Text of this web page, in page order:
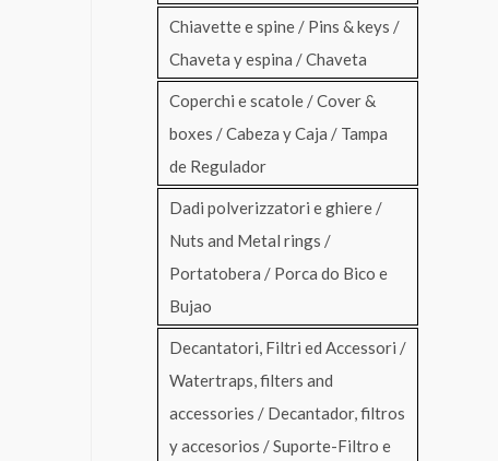
Chiavette e spine / Pins & keys /
Chaveta y espina / Chaveta
Coperchi e scatole / Cover &
boxes / Cabeza y Caja / Tampa
de Regulador
Dadi polverizzatori e ghiere /
Nuts and Metal rings /
Portatobera / Porca do Bico e
Bujao
Decantatori, Filtri ed Accessori /
Watertraps, filters and
accessories / Decantador, filtros
y accesorios / Suporte-Filtro e